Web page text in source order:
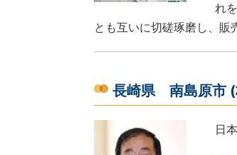
れ
とも互いに切磋琢磨し、販
長崎県 南島原市
日